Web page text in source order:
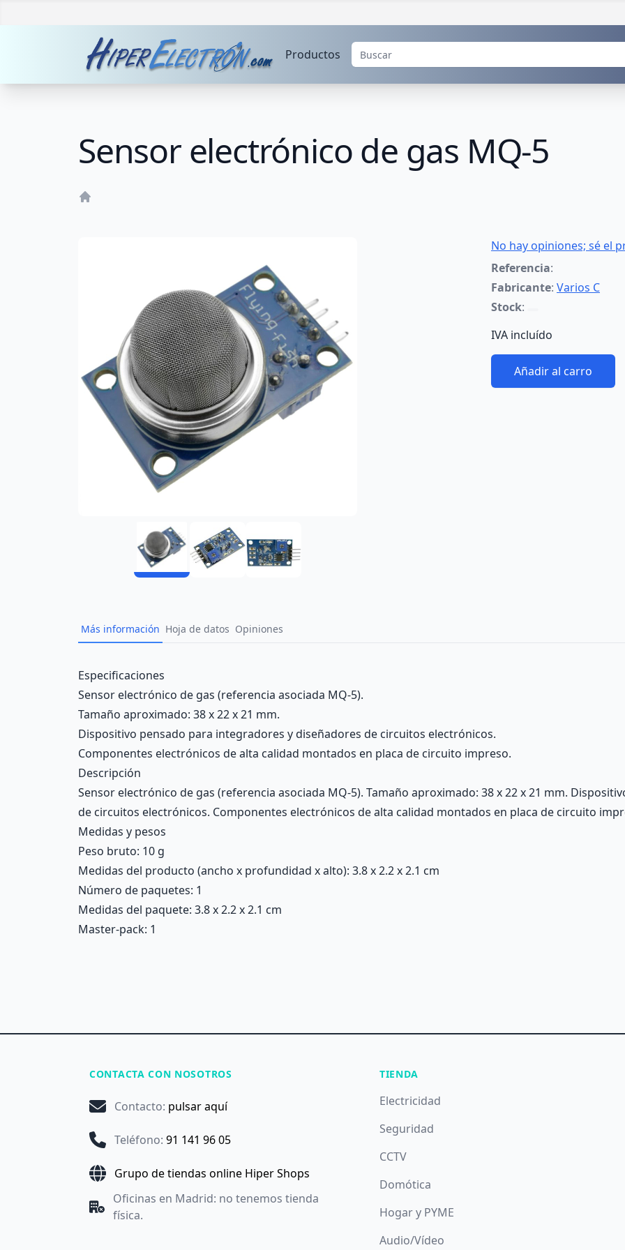
Productos
Sensor electrónico de gas MQ-5
No hay opiniones; sé el
Referencia:
Fabricante: Varios C
Stock:
IVA incluído
Añadir al carro
Más información Hoja de datos Opiniones
Description
Especificaciones
Sensor electrónico de gas (referencia asociada MQ-5).
Tamaño aproximado: 38 x 22 x 21 mm.
Dispositivo pensado para integradores y diseñadores de circuitos electrónicos.
Componentes electrónicos de alta calidad montados en placa de circuito impreso.
Descripción
Sensor electrónico de gas (referencia asociada MQ-5). Tamaño aproximado: 38 x 22 x 21 mm.
de circuitos electrónicos. Componentes electrónicos de alta calidad montados en placa de circuito
Medidas y pesos
Peso bruto: 10 g
Medidas del producto (ancho x profundidad x alto): 3.8 x 2.2 x 2.1 cm
Número de paquetes: 1
Medidas del paquete: 3.8 x 2.2 x 2.1 cm
Master-pack: 1
CONTACTA CON NOSOTROS
Contacto: pulsar aquí
Teléfono: 91 141 96 05
Grupo de tiendas online Hiper Shops
Oficinas en Madrid: no tenemos tienda
física.
TIENDA
Electricidad
Seguridad
CCTV
Domótica
Hogar y PYME
Audio/Vídeo